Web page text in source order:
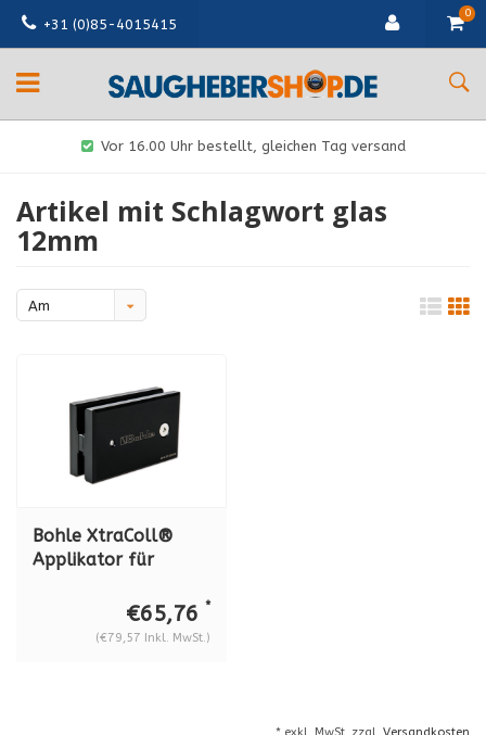
+31 (0)85-4015415
0
Vor 16.00 Uhr bestellt, gleichen Tag versand
Artikel mit Schlagwort glas
12mm
Am
Bohle XtraColl®
Applikator für
gehärtetes Glas 12
mm, Verbundglas
€65,76 *
(€79,57 Inkl. MwSt.)